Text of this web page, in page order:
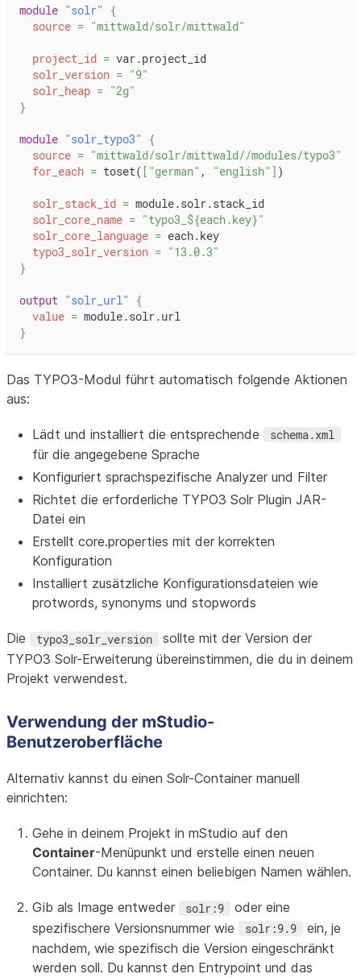
module "solr"
{
source = "mittwald/solr/mittwald"
project_id = var.project_id
solr_version = "9"
solr_heap = "2g"
}
module "solr_typo3"
{
source = "mittwald/solr/mittwald//modules/typo3"
for_each = toset( [ "german" , "english" ] )
solr_stack_id = module.solr.stack_id
solr_core_name = "typo3_ ${each.key}"
solr_core_language = each.key
typo3_solr_version = "13.0.3"
}
output "solr_url"
{
value = module.solr.url
}
Das TYPO3-Modul führt automatisch folgende Aktionen
aus:
Lädt und installiert die entsprechende schema.xml
für die angegebene Sprache
Konfiguriert sprachspezifische Analyzer und Filter
Richtet die erforderliche TYPO3 Solr Plugin JAR-
Datei ein
Erstellt core.properties mit der korrekten
Konfiguration
Installiert zusätzliche Konfigurationsdateien wie
protwords, synonyms und stopwords
Die typo3_solr_version
sollte mit der Version der
TYPO3 Solr-Erweiterung übereinstimmen, die du in deinem
Projekt verwendest.
Verwendung der mStudio-
Benutzeroberfläche
Alternativ kannst du einen Solr-Container manuell
einrichten:
Gehe in deinem Projekt in mStudio auf den
Container-Menüpunkt und erstelle einen neuen
Container. Du kannst einen beliebigen Namen wählen.
Gib als Image entweder solr:9
oder eine
spezifischere Versionsnummer wie
solr:9.9
ein, je
nachdem, wie spezifisch die Version eingeschränkt
werden soll. Du kannst den Entrypoint und das